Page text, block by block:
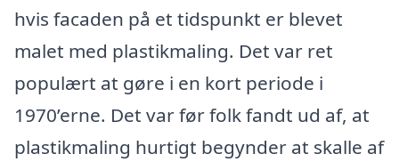
hvis facaden på et tidspunkt er blevet
malet med plastikmaling. Det var ret
populært at gøre i en kort periode i
1970’erne. Det var før folk fandt ud af, at
plastikmaling hurtigt begynder at skalle af